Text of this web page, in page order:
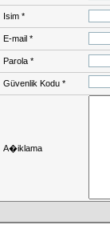
Isim *
E-mail *
Parola *
Güvenlik Kodu *
A�iklama